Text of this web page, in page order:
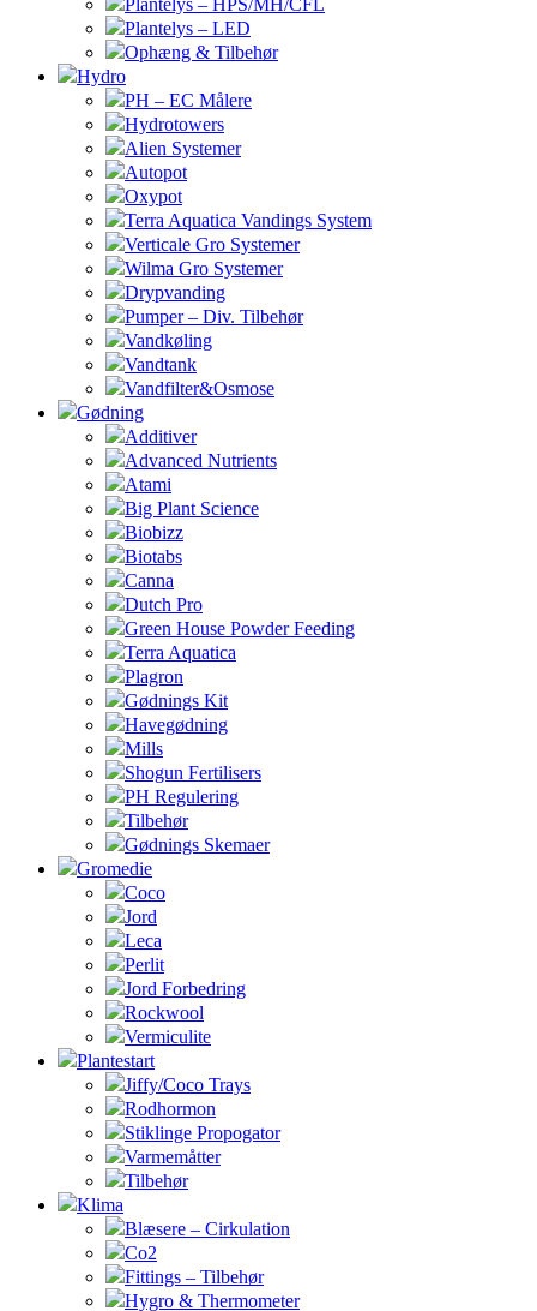
Plantelys – HPS/MH/CFL
Plantelys – LED
Ophæng & Tilbehør
Hydro
PH – EC Målere
Hydrotowers
Alien Systemer
Autopot
Oxypot
Terra Aquatica Vandings System
Verticale Gro Systemer
Wilma Gro Systemer
Drypvanding
Pumper – Div. Tilbehør
Vandkøling
Vandtank
Vandfilter&Osmose
Gødning
Additiver
Advanced Nutrients
Atami
Big Plant Science
Biobizz
Biotabs
Canna
Dutch Pro
Green House Powder Feeding
Terra Aquatica
Plagron
Gødnings Kit
Havegødning
Mills
Shogun Fertilisers
PH Regulering
Tilbehør
Gødnings Skemaer
Gromedie
Coco
Jord
Leca
Perlit
Jord Forbedring
Rockwool
Vermiculite
Plantestart
Jiffy/Coco Trays
Rodhormon
Stiklinge Propogator
Varmemåtter
Tilbehør
Klima
Blæsere – Cirkulation
Co2
Fittings – Tilbehør
Hygro & Thermometer